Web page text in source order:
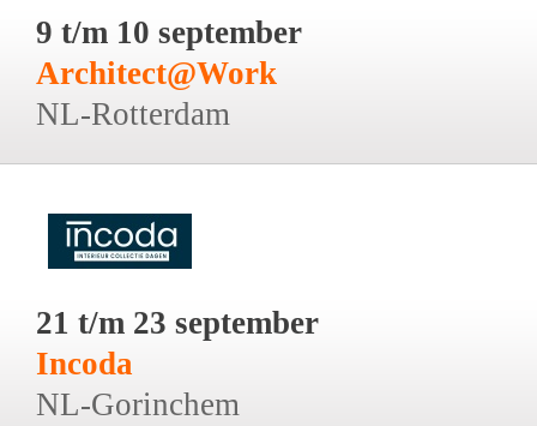
9 t/m 10 september
Architect@Work
NL-Rotterdam
21 t/m 23 september
Incoda
NL-Gorinchem